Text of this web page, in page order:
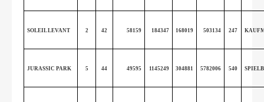
SOLEIL LEVANT 2 42 58159 184347 168019 503134 247
JURASSIC PARK 5 44 49595 1145249 304881 5782006 540